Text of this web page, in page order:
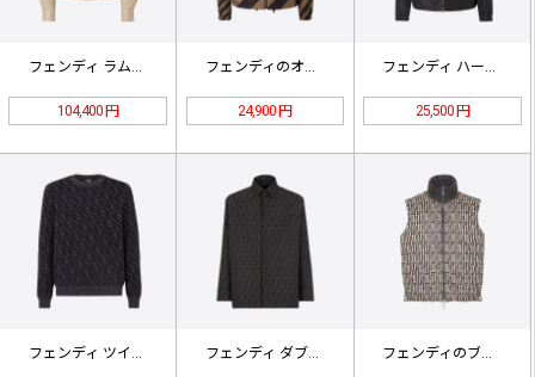
104,400 円
フェンディのオールオーバーロゴリバー…
24,900 円 25,500 円
フェンディ ツイル FF プルオーバ… フェンディ ダブルF ジャカード フ… フェンディのブラック＆ホワイトFFリ…